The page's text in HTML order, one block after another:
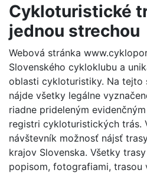
Cykloturistické
jednou strechou
Webová stránka
Slovenského cykloklubu a
oblasti cykloturistiky. Na tejto
nájde všetky legálne
riadne prideleným
registri cykloturistických trás.
návštevník možnosť nájsť
krajov Slovenska. Všetky
popisom, fotografiami, trasou